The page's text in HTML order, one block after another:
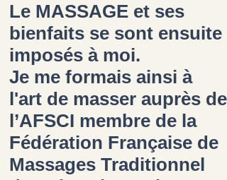
Le MASSAGE et ses
bienfaits se sont ensuite
imposés à moi.
Je me formais ainsi à
l'art de masser auprès de
l’AFSCI membre de la
Fédération Française de
Massages Traditionnel